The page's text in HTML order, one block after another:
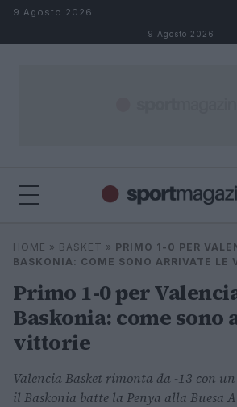
Salta al contenuto
9 Agosto 2026
9 Agosto 2026
Cerca
HOME » BASKET » PRIMO 1-0 PER
BASKONIA: COME SONO ARRIVATE LE
Primo 1-0 per
Baskonia: come sono
vittorie
Valencia Basket rimonta da -13 con
il Baskonia batte la Penya alla Buesa